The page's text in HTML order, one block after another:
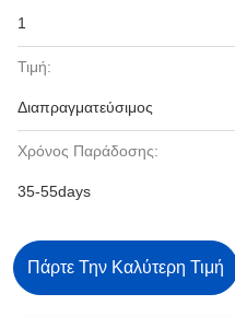
1
Τιμή:
Διαπραγματεύσιμος
Χρόνος Παράδοσης:
35-55days
Πάρτε Την Καλύτερη Τιμή